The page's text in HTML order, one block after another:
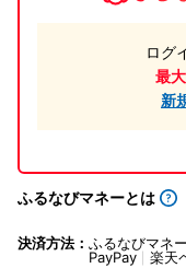
ログ
最
新
ふるなびマネーとは
決済方法： ふるなびマネー
PayPay
楽天